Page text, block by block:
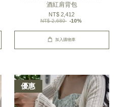
酒紅肩背包
NT$ 2,412
NT$ 2,680 -10%
加入購物車
優惠